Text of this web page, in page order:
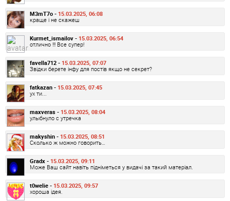
M3mT7o - 15.03.2025, 06:08
краще і не скажеш
Kurmet_ismailov - 15.03.2025, 06:54
отлично !!! Все супер!
favella712 - 15.03.2025, 07:07
Звідки берете інфу для постів якщо не секрет?
fatkazan - 15.03.2025, 07:45
ух ти...
maxveras - 15.03.2025, 08:04
улыбнуло с утречка
makyshin - 15.03.2025, 08:51
Сколько ж можно говорить…
Gradx - 15.03.2025, 09:11
Може Ваш сайт навіть підніметься у видачі за такий матеріал.
t0welie - 15.03.2025, 09:57
хороша ідея.